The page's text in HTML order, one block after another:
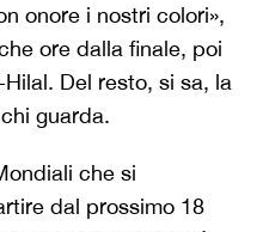
onore i nostri colori»,
ore dalla finale, poi
Del resto, si sa, la
guarda.
che si
dal prossimo 18